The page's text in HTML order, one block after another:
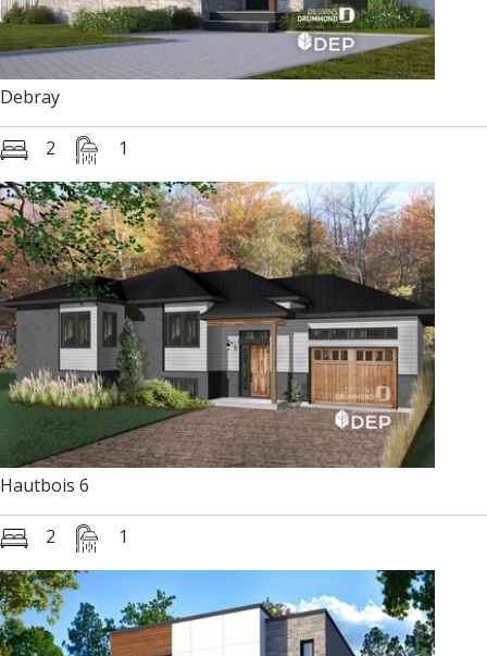
Debray
2 1
Hautbois 6
2 1